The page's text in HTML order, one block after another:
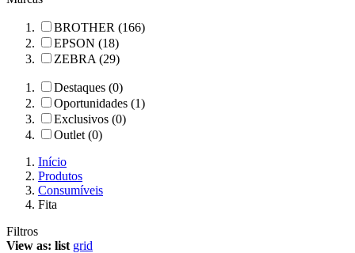
BROTHER (166)
EPSON (18)
ZEBRA (29)
Destaques (0)
Oportunidades (1)
Exclusivos (0)
Outlet (0)
Início
Produtos
Consumíveis
Fita
Filtros
View as: list grid